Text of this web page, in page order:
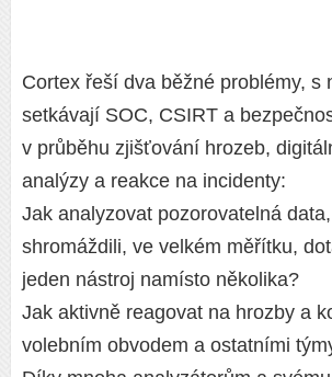
Cortex řeší dva běžné problémy, s
setkávají SOC, CSIRT a
v průběhu zjišťování hrozeb,
analýzy a reakce na incidenty:
Jak analyzovat pozorovatelná
shromáždili, ve velkém měřítku,
jeden nástroj namísto několika?
Jak aktivně reagovat na hrozby a
volebním obvodem a ostatními